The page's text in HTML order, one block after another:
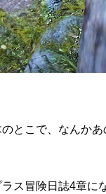
とこで、なんか
ス冒険日誌4章に